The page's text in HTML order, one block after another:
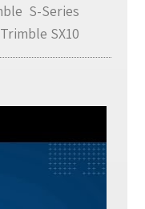
Trimble SX10